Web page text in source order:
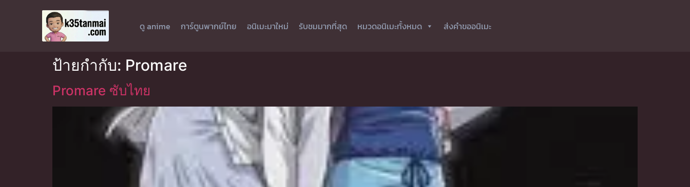
ดู anime การ์ตูนพากย์ไทย อนิเมะมาใหม่ รับชมมากที่สุด หมวดอนิเมะทั้งหมด ส่งคำขออนิเมะ
ป้ายกำกับ: Promare
Promare ซับไทย